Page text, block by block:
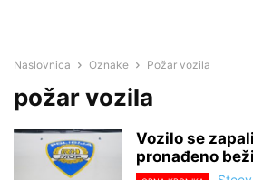
Naslovnica Oznake Požar vozila
požar vozila
Vozilo se
pronađeno